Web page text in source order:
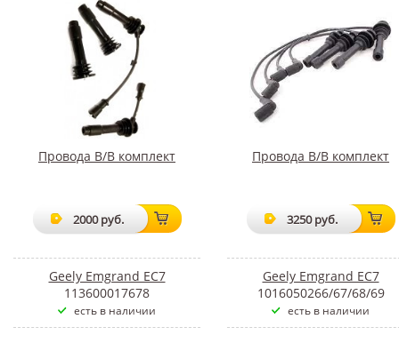
Провода В/В комплект
2000 руб.
Geely Emgrand EC7
113600017678
есть в наличии
Провода В/В комплект
3250 руб.
Geely Emgrand EC7
1016050266/67/68/69
есть в наличии